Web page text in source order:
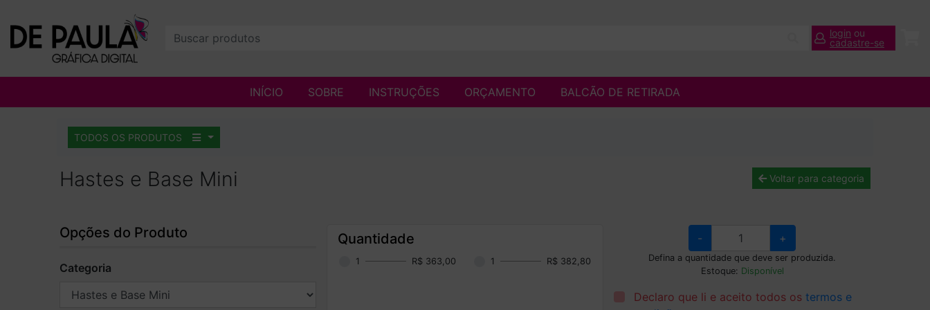
login ou
cadastre-se
INÍCIO SOBRE INSTRUÇÕES ORÇAMENTO BALCÃO DE RETIRADA
TODOS OS PRODUTOS
Hastes e Base Mini Voltar para categoria
Opções do Produto
Categoria
Quantidade
1 R$ 363,00 1 R$ 382,80
- +
Defina a quantidade que deve ser produzida.
Estoque: Disponível
Declaro que li e aceito todos ostermos e